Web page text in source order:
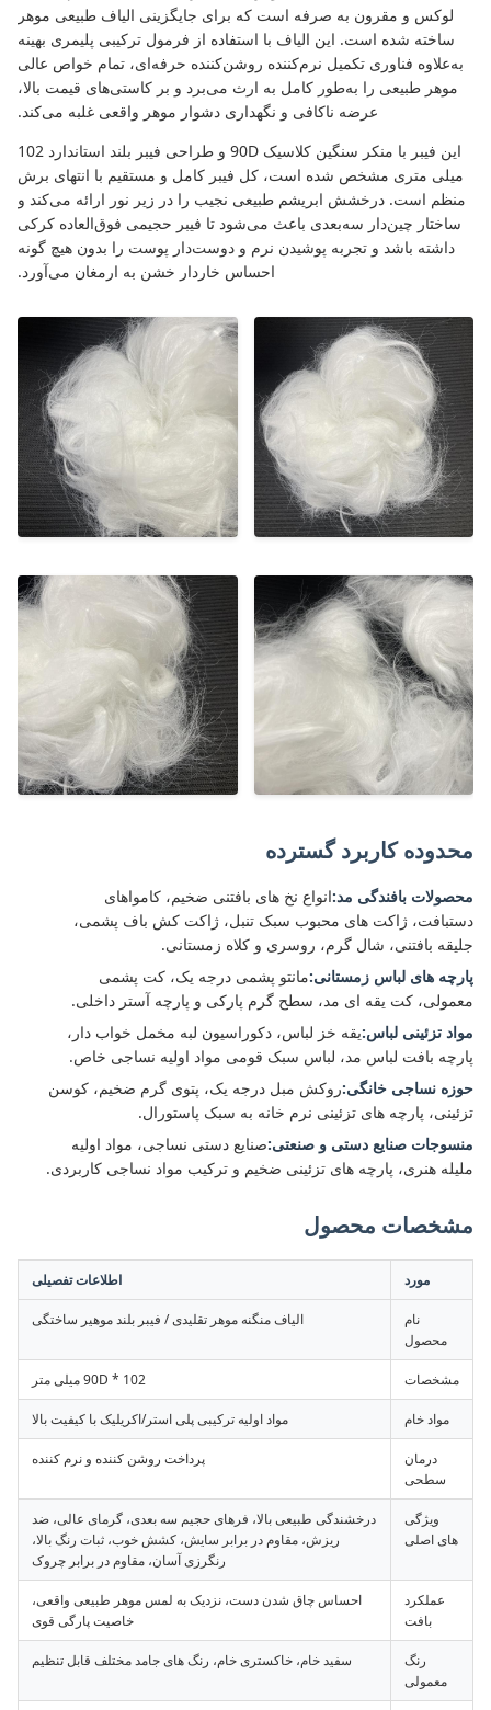
لوکس و مقرون به صرفه است که برای جایگزینی الیاف طبیعی موهر
ساخته شده است. این الیاف با استفاده از فرمول ترکیبی پلیمری بهینه
به‌علاوه فناوری تکمیل نرم‌کننده روشن‌کننده حرفه‌ای، تمام خواص عالی
موهر طبیعی را به‌طور کامل به ارث می‌برد و بر کاستی‌های قیمت بالا،
عرضه ناکافی و نگهداری دشوار موهر واقعی غلبه می‌کند.
این فیبر با منکر سنگین کلاسیک 90D و طراحی فیبر بلند استاندارد 102
میلی متری مشخص شده است، کل فیبر کامل و مستقیم با انتهای برش
منظم است. درخشش ابریشم طبیعی نجیب را در زیر نور ارائه می‌کند و
ساختار چین‌دار سه‌بعدی باعث می‌شود تا فیبر حجیمی فوق‌العاده کرکی
داشته باشد و تجربه پوشیدن نرم و دوست‌دار پوست را بدون هیچ گونه
احساس خاردار خشن به ارمغان می‌آورد.
محدوده کاربرد گسترده
محصولات بافندگی مد:انواع نخ های بافتنی ضخیم، کامواهای
دستبافت، ژاکت های محبوب سبک تنبل، ژاکت کش باف پشمی،
جلیقه بافتنی، شال گرم، روسری و کلاه زمستانی.
پارچه های لباس زمستانی:مانتو پشمی درجه یک، کت پشمی
معمولی، کت یقه ای مد، سطح گرم پارکی و پارچه آستر داخلی.
مواد تزئینی لباس:یقه خز لباس، دکوراسیون لبه مخمل خواب دار،
پارچه بافت لباس مد، لباس سبک قومی مواد اولیه نساجی خاص.
حوزه نساجی خانگی:روکش مبل درجه یک، پتوی گرم ضخیم، کوسن
تزئینی، پارچه های تزئینی نرم خانه به سبک پاستورال.
منسوجات صنایع دستی و صنعتی:صنایع دستی نساجی، مواد اولیه
ملیله هنری، پارچه های تزئینی ضخیم و ترکیب مواد نساجی کاربردی.
مشخصات محصول
مورد اطلاعات تفصیلی
نام
محصول
الیاف منگنه موهر تقلیدی / فیبر بلند موهیر ساختگی
مشخصات 90D * 102 میلی متر
مواد خام مواد اولیه ترکیبی پلی استر/اکریلیک با کیفیت بالا
درمان
سطحی
پرداخت روشن کننده و نرم کننده
ویژگی
های اصلی
درخشندگی طبیعی بالا، فرهای حجیم سه بعدی، گرمای عالی، ضد
ریزش، مقاوم در برابر سایش، کشش خوب، ثبات رنگ بالا،
رنگرزی آسان، مقاوم در برابر چروک
عملکرد
بافت
احساس چاق شدن دست، نزدیک به لمس موهر طبیعی واقعی،
خاصیت پارگی قوی
رنگ
معمولی
سفید خام، خاکستری خام، رنگ های جامد مختلف قابل تنظیم